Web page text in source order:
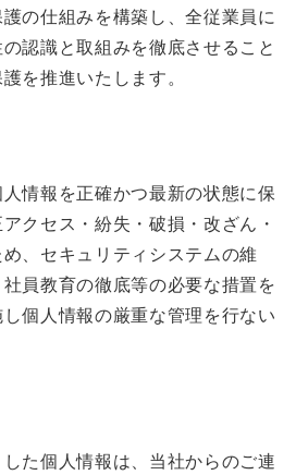
の仕組みを構築し、全従業員に
認識と取組みを徹底させること
を推進いたします。
情報を正確かつ最新の状態に保
クセス・紛失・破損・改ざん・
、セキュリティシステムの維
員教育の徹底等の必要な措置を
個人情報の厳重な管理を行ない
た個人情報は、当社からのご連